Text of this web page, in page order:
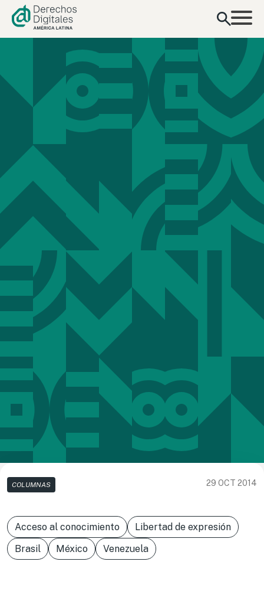
contenido
COLUMNAS 29 OCT 2014
Acceso al conocimiento
Libertad de expresión
Brasil
México Venezuela